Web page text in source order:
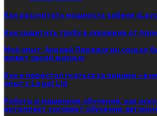
Как рассчитать мощность кабеля
Как защитить трубу в скважине от
Мой опыт: Андрей Пережогин создал
живет своей жизнью
Как я перестал гнаться за лидами «в
опыт с Legat Lid
Роботы и машинное обучение: как
интеллект ускоряет обучение